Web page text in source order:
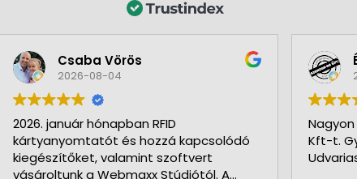
Éva Korbács
2026-08-03
Nagyon szeretem a Webmaxx Stúdió
Kft-t. Gyorsak, pontosak!
Udvarias, hozzáértő munkatársak!